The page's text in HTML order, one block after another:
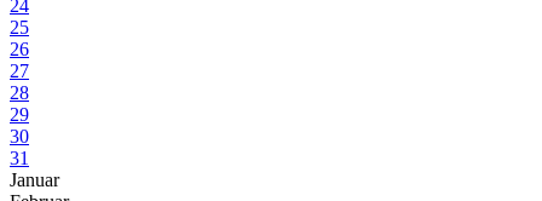
24
25
26
27
28
29
30
31
Januar